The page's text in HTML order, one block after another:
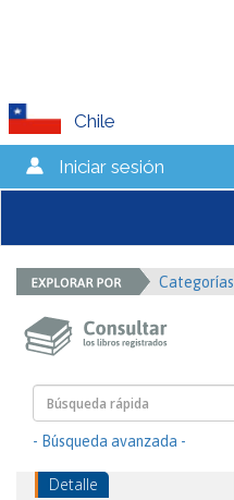
Chile
Iniciar sesión
Categorías
- Búsqueda avanzada -
Detalle